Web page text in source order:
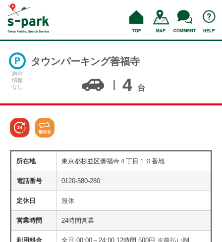
満空
情報
なし
タウンパーキング善福寺
4 台
所在地 東京都杉並区善福寺４丁目１０番地
電話番号 0120-580-280
定休日 無休
営業時間 24時間営業
利用料金
全日 00:00～24:00 12時間 500円 ※前払い制